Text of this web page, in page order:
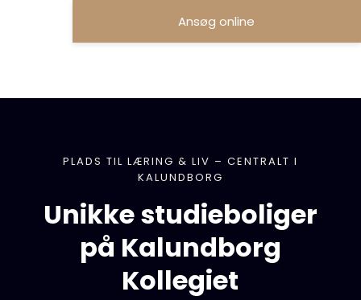
Ansøg online
PLADS TIL LÆRING & LIV – CENTRALT I
KALUNDBORG
Unikke studieboliger
på Kalundborg
Kollegiet